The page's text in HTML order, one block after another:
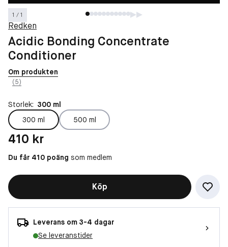
1 / 1
Redken
Acidic Bonding Concentrate
Conditioner
Om produkten
(5)
Storlek: 300 ml
300 ml
500 ml
Pris: 410 kr
410 kr
Du får 410 poäng som medlem
Köp
Leverans om 3-4 dagar
Se leveranstider